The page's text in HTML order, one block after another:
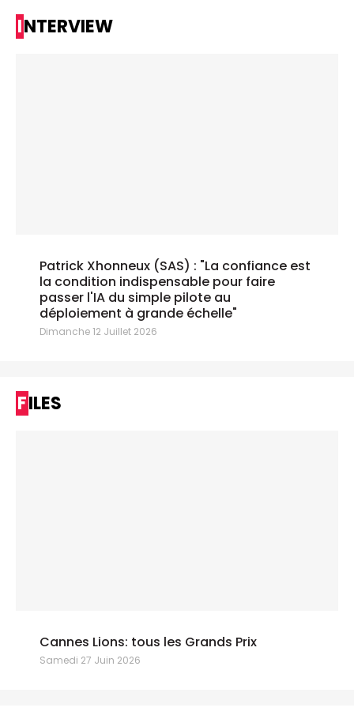
INTERVIEW
Patrick Xhonneux (SAS) : "La confiance est
la condition indispensable pour faire
passer l'IA du simple pilote au
déploiement à grande échelle"
Dimanche 12 Juillet 2026
FILES
Cannes Lions: tous les Grands Prix
Samedi 27 Juin 2026